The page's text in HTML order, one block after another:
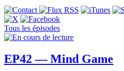
Tous les épisodes
EP42 — Mind Game